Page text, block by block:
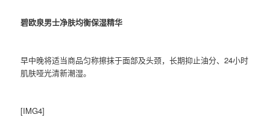
碧欧泉男士净肤均衡保湿精华
早中晚将适当商品匀称擦抹于面部及头颈，长期抑止油分、24小时
肌肤哑光清新潮湿。
[IMG4]